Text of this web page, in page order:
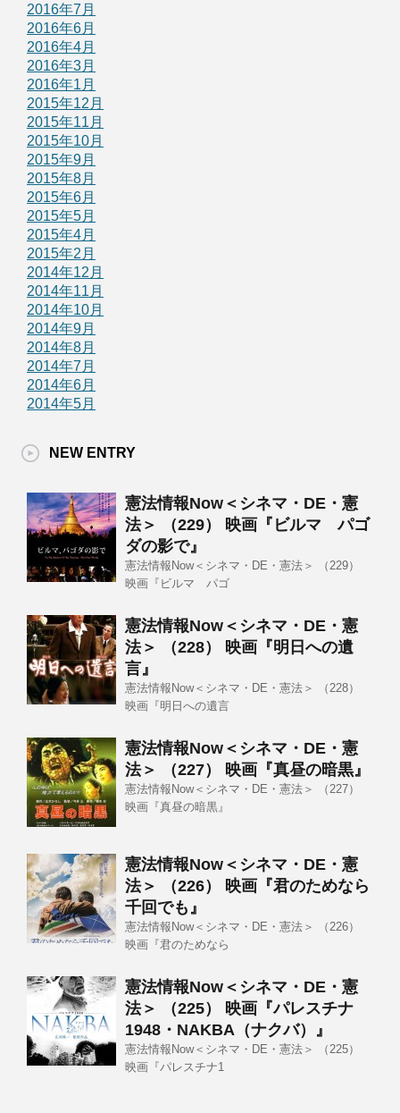
2016年7月
2016年6月
2016年4月
2016年3月
2016年1月
2015年12月
2015年11月
2015年10月
2015年9月
2015年8月
2015年6月
2015年5月
2015年4月
2015年2月
2014年12月
2014年11月
2014年10月
2014年9月
2014年8月
2014年7月
2014年6月
2014年5月
NEW ENTRY
憲法情報Now＜シネマ・DE・憲
法＞ （229） 映画『ビルマ パゴ
ダの影で』
憲法情報Now＜シネマ・DE・憲法＞ （229）
映画『ビルマ パゴ
憲法情報Now＜シネマ・DE・憲
法＞ （228） 映画『明日への遺
言』
憲法情報Now＜シネマ・DE・憲法＞ （228）
映画『明日への遺言
憲法情報Now＜シネマ・DE・憲
法＞ （227） 映画『真昼の暗黒』
憲法情報Now＜シネマ・DE・憲法＞ （227）
映画『真昼の暗黒』
憲法情報Now＜シネマ・DE・憲
法＞ （226） 映画『君のためなら
千回でも』
憲法情報Now＜シネマ・DE・憲法＞ （226）
映画『君のためなら
憲法情報Now＜シネマ・DE・憲
法＞ （225） 映画『パレスチナ
1948・NAKBA（ナクバ）』
憲法情報Now＜シネマ・DE・憲法＞ （225）
映画『パレスチナ1